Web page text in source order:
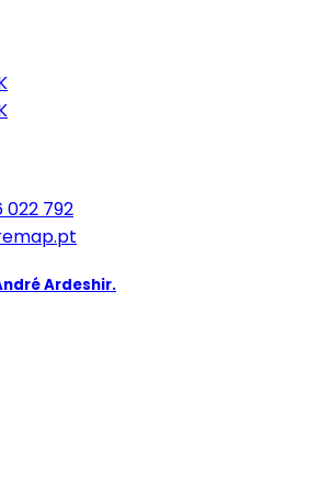
022 792
Ardeshir.